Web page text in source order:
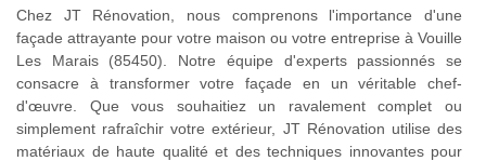
Chez JT Rénovation, nous comprenons l'importance d'une
façade attrayante pour votre maison ou votre entreprise à Vouille
Les Marais (85450). Notre équipe d'experts passionnés se
consacre à transformer votre façade en un véritable chef-
d'œuvre. Que vous souhaitiez un ravalement complet ou
simplement rafraîchir votre extérieur, JT Rénovation utilise des
matériaux de haute qualité et des techniques innovantes pour